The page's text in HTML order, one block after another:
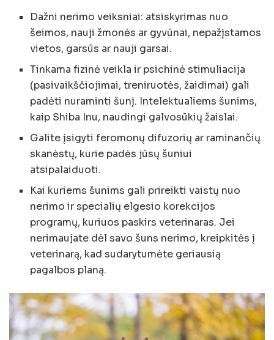
Dažni nerimo veiksniai: atsiskyrimas nuo
šeimos, nauji žmonės ar gyvūnai, nepažįstamos
vietos, garsūs ar nauji garsai.
Tinkama fizinė veikla ir psichinė stimuliacija
(pasivaikščiojimai, treniruotės, žaidimai) gali
padėti nuraminti šunį. Intelektualiems šunims,
kaip Shiba Inu, naudingi galvosūkių žaislai.
Galite įsigyti feromonų difuzorių ar raminančių
skanėstų, kurie padės jūsų šuniui
atsipalaiduoti.
Kai kuriems šunims gali prireikti vaistų nuo
nerimo ir specialių elgesio korekcijos
programų, kuriuos paskirs veterinaras. Jei
nerimaujate dėl savo šuns nerimo, kreipkitės į
veterinarą, kad sudarytumėte geriausią
pagalbos planą.